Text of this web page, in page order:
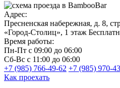
Адрес:
Пресненская набережная, д. 8,
«Город-Столиц», 1 этаж
Время работы:
Пн-Пт с 09:00 до 06:00
Сб-Вс с 11:00 до 06:00
+7 (985) 766-49-62 +7 (985) 970-
Как проехать